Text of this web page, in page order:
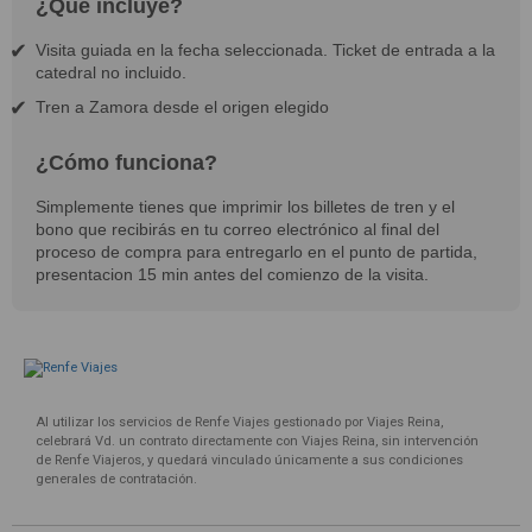
¿Qué incluye?
Visita guiada en la fecha seleccionada. Ticket de entrada a la
catedral no incluido.
Tren a Zamora desde el origen elegido
¿Cómo funciona?
Simplemente tienes que imprimir los billetes de tren y el
bono que recibirás en tu correo electrónico al final del
proceso de compra para entregarlo en el punto de partida,
presentacion 15 min antes del comienzo de la visita.
Al utilizar los servicios de Renfe Viajes gestionado por Viajes Reina,
celebrará Vd. un contrato directamente con Viajes Reina, sin intervención
de Renfe Viajeros, y quedará vinculado únicamente a sus condiciones
generales de contratación.